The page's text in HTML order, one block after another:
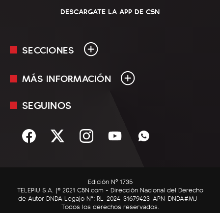
DESCARGATE LA APP DE C5N
SECCIONES
En Vivo
Sociedad
C5N Autos
RatingCero
MÁS INFORMACIÓN
Mediakit
Términos y condiciones
SEGUINOS
Edición Nº 1735
TELEPIU S.A. |© 2021 C5N.com - Dirección Nacional del Derecho
de Autor DNDA Legajo N°: RL-2024-31679423-APN-DNDA#MJ -
Todos los derechos reservados.